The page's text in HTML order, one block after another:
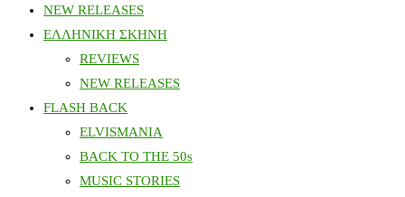
NEW RELEASES
ΕΛΛΗΝΙΚΗ ΣΚΗΝΗ
REVIEWS
NEW RELEASES
FLASH BACK
ELVISMANIA
BACK TO THE 50s
MUSIC STORIES